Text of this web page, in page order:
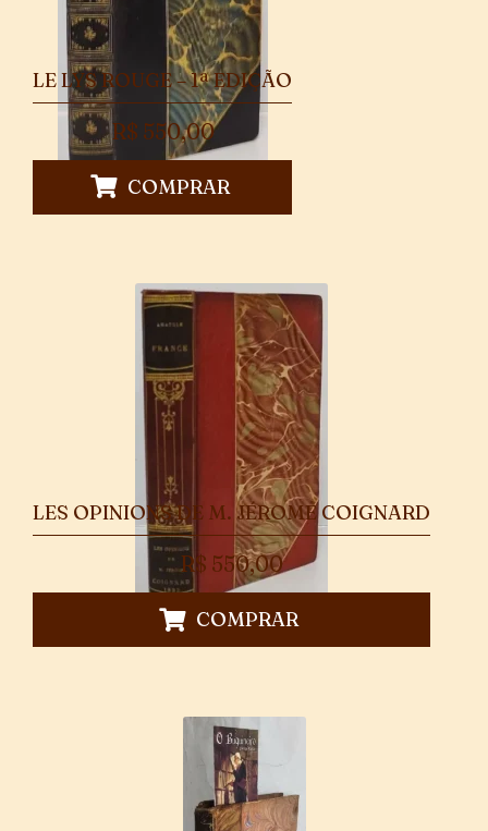
LE LYS ROUGE – 1ª EDIÇÃO
R$ 550,00
COMPRAR
LES OPINIONS DE M. JÉROME COIGNARD
R$ 550,00
COMPRAR